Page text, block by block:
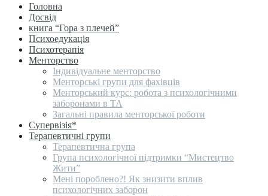
Головна
Досвід
книга “Гора з плечей”
Психоедукація
Психотерапія
Менторство
Індивідуальне менторство
Менторські групи для фахівців
Менторський курс: робота з психологічними
заборонами в ТА
Загальні правила менторської роботи
Супервізія*
Терапевтичні групи
Терапевтична група
Група психологічної підтримки “Мистецтво
Жити”
Мені пороблено?! Як знизити вплив
психологічних заборон